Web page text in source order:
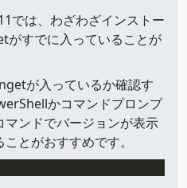
では、わざわざインストー
がすでに入っていることが
が入っているか確認す
かコマンドプロンプ
マンドでバージョンが表示
とがおすすめです。